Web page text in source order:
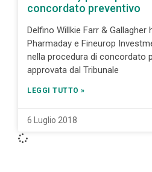
concordato preventivo
Delfino Willkie Farr & Gallagher
Pharmaday e Fineurop
nella procedura di concordato
approvata dal Tribunale
LEGGI TUTTO »
6 Luglio 2018